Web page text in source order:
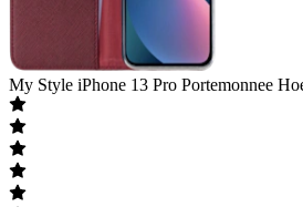
My Style iPhone 13 Pro Portemonnee